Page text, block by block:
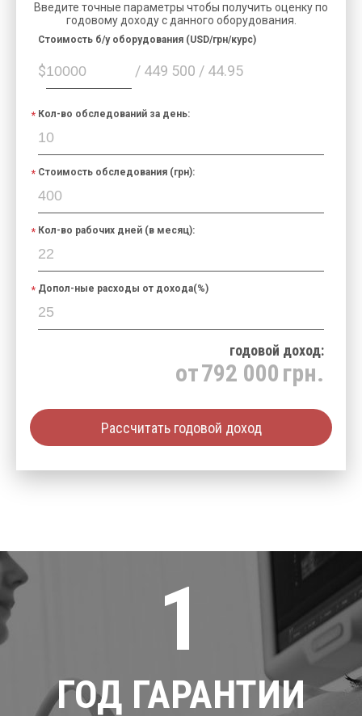
Введите точные параметры чтобы получить оценку по
годовому доходу с данного оборудования.
$ / 449 500 / 44.95
Cтоимость б/у оборудования (USD/грн/курс)
Кол-во обследований за день:
Стоимость обследования (грн):
Кол-во рабочих дней (в месяц):
Допол-ные расходы от дохода(%)
годовой доход:
от792 000 грн.
Рассчитать годовой доход
1
ГОД ГАРАНТИИ